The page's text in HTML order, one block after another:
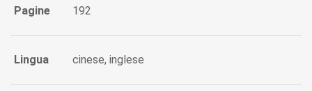
Pagine 192
Lingua cinese, inglese